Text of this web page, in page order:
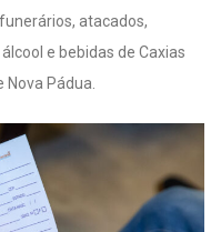
atacados,
e bebidas de Caxias
Nova Pádua.